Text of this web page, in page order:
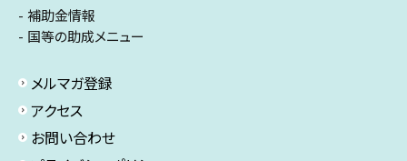
補助金情報
国等の助成メニュー
メルマガ登録
アクセス
お問い合わせ